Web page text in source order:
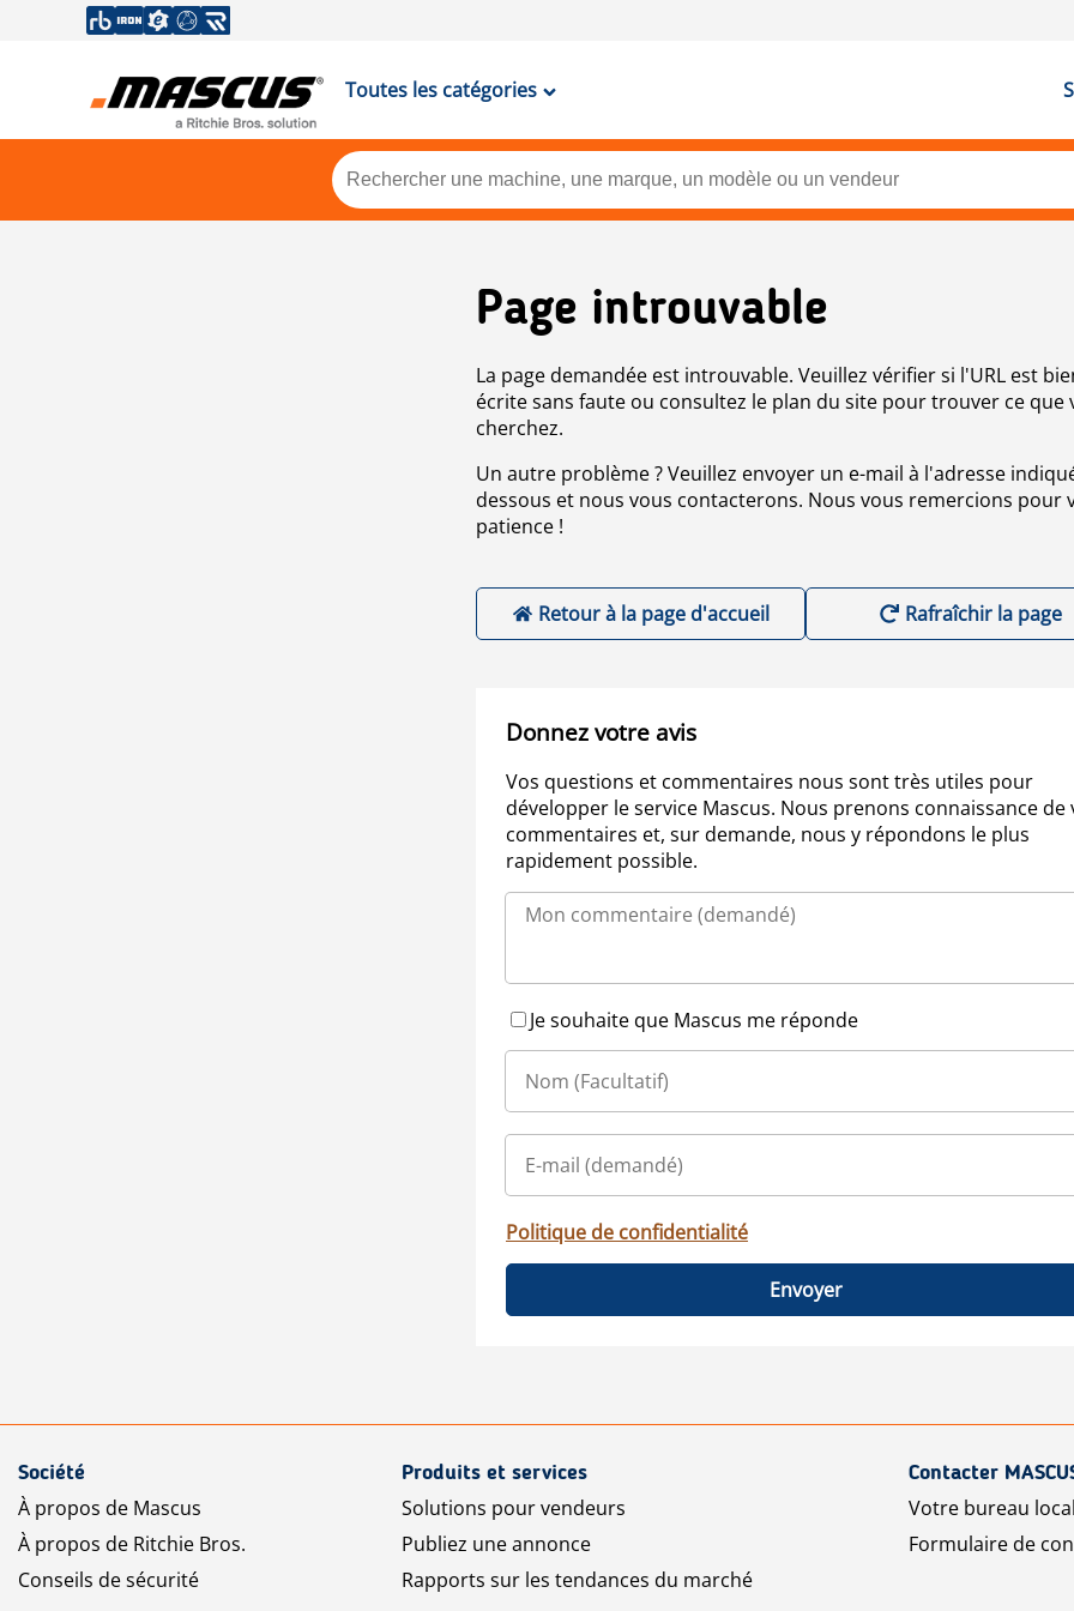
Toutes les catégories
Page introuvable
La page demandée est introuvable. Veuillez vérifier si l'URL est
écrite sans faute ou consultez le plan du site pour trouver ce que
cherchez.
Un autre problème ? Veuillez envoyer un e-mail à l'adresse
dessous et nous vous contacterons. Nous vous remercions pour
patience !
Retour à la page d'accueil Rafraîchir la page
Donnez votre avis
Vos questions et commentaires nous sont très utiles pour
développer le service Mascus. Nous prenons connaissance de
commentaires et, sur demande, nous y répondons le plus
rapidement possible.
Je souhaite que Mascus me réponde
Politique de confidentialité
Envoyer
Société
À propos de Mascus
À propos de Ritchie Bros.
Conseils de sécurité
Produits et services
Solutions pour vendeurs
Publiez une annonce
Rapports sur les tendances du marché
Contacter
Votre bureau
Formulaire de